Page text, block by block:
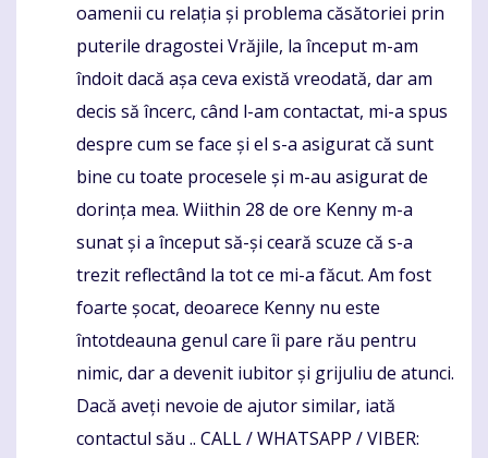
oamenii cu relația și problema căsătoriei prin
puterile dragostei Vrăjile, la început m-am
îndoit dacă așa ceva există vreodată, dar am
decis să încerc, când l-am contactat, mi-a spus
despre cum se face și el s-a asigurat că sunt
bine cu toate procesele și m-au asigurat de
dorința mea. Wiithin 28 de ore Kenny m-a
sunat și a început să-și ceară scuze că s-a
trezit reflectând la tot ce mi-a făcut. Am fost
foarte șocat, deoarece Kenny nu este
întotdeauna genul care îi pare rău pentru
nimic, dar a devenit iubitor și grijuliu de atunci.
Dacă aveți nevoie de ajutor similar, iată
contactul său .. CALL / WHATSAPP / VIBER: